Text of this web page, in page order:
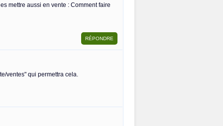
mettre aussi en vente : Comment faire
ventes" qui permettra cela.